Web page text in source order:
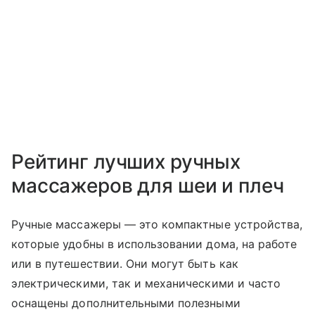
Рейтинг лучших ручных
массажеров для шеи и плеч
Ручные массажеры — это компактные устройства,
которые удобны в использовании дома, на работе
или в путешествии. Они могут быть как
электрическими, так и механическими и часто
оснащены дополнительными полезными